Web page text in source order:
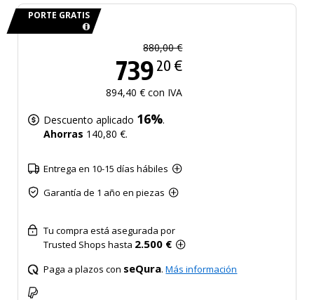
PORTE GRATIS
880,00 €
739 20 €
894,40 € con IVA
Descuento aplicado 16%.
Ahorras 140,80 €.
Entrega en 10-15 días hábiles
Garantía de 1 año en piezas
Tu compra está asegurada por
Trusted Shops hasta 2.500 €
Paga a plazos con seQura.Más información